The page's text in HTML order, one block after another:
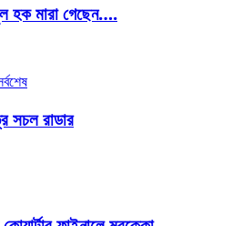
মারা গেছেন….
সচল রাডার